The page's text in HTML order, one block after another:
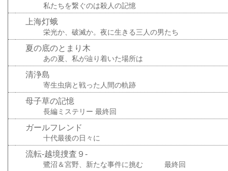
私たちを繋ぐのは殺人の記憶
上海灯蛾
栄光か、破滅か。夜に生きる三人の男たち
夏の底のとまり木
あの夏、私が辿り着いた場所は
清浄島
寄生虫病と戦った人間の軌跡
母子草の記憶
長編ミステリー 最終回
ガールフレンド
十代最後の日々に
流転-越境捜査９-
鷺沼＆宮野、新たな事件に挑む 最終回